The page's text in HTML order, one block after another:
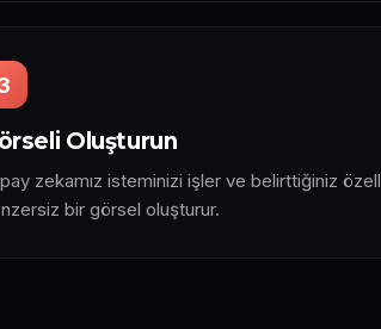
Oluşturun
zekamız isteminizi işler ve belirttiğiniz
bir görsel oluşturur.